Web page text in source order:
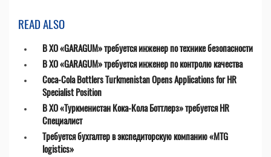
READ ALSO
В ХО «GARAGUM» требуется инженер по технике безопасности
В ХО «GARAGUM» требуется инженер по контролю качества
Coca-Cola Bottlers Turkmenistan Opens Applications for HR
Specialist Position
В ХО «Туркменистан Кока-Кола Боттлерз» требуется HR
Специалист
Требуется бухгалтер в экспедиторскую компанию «MTG
logistics»